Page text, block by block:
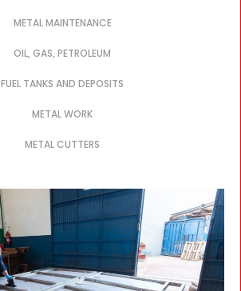
METAL MAINTENANCE
OIL, GAS, PETROLEUM
FUEL TANKS AND DEPOSITS
METAL WORK
METAL CUTTERS